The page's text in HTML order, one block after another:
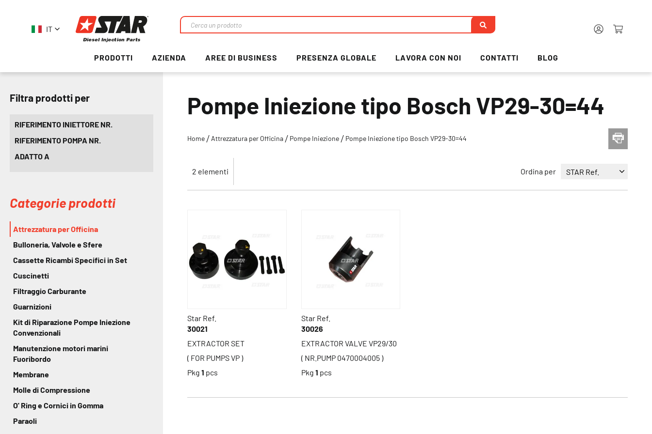
IT
Ricerca
PRODOTTI AZIENDA AREE DI BUSINESS PRESENZA GLOBALE LAVORA CON NOI CONTATTI BLOG
Pompe Iniezione tipo Bosch VP29-30=44
Home Attrezzatura per Officina Pompe Iniezione Pompe Iniezione tipo Bosch VP29-30=44
2 elementi Ordina per
Star Ref.
30021
EXTRACTOR SET
( FOR PUMPS VP )
Pkg 1 pcs
Star Ref.
30026
EXTRACTOR VALVE VP29/30
( NR.PUMP 0470004005 )
Pkg 1 pcs
Filtra prodotti per
RIFERIMENTO INIETTORE NR.
RIFERIMENTO POMPA NR.
ADATTO A
Categorie prodotti
Attrezzatura per Officina
Bulloneria, Valvole e Sfere
Cassette Ricambi Specifici in Set
Cuscinetti
Filtraggio Carburante
Guarnizioni
Kit di Riparazione Pompe Iniezione
Convenzionali
Manutenzione motori marini
Fuoribordo
Membrane
Molle di Compressione
O' Ring e Cornici in Gomma
Paraoli